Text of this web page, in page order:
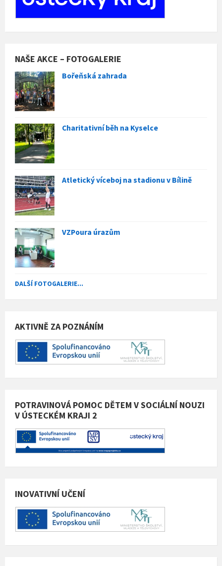
NAŠE AKCE – FOTOGALERIE
Bořeňská zahrada
Charitativní běh na Kyselce
Atletický víceboj na stadionu v Bílině
VZPoura úrazům
DALŠÍ FOTOGALERIE...
AKTIVNĚ ZA POZNÁNÍM
POTRAVINOVÁ POMOC DĚTEM V SOCIÁLNÍ NOUZI
V ÚSTECKÉM KRAJI 2
INOVATIVNÍ UČENÍ